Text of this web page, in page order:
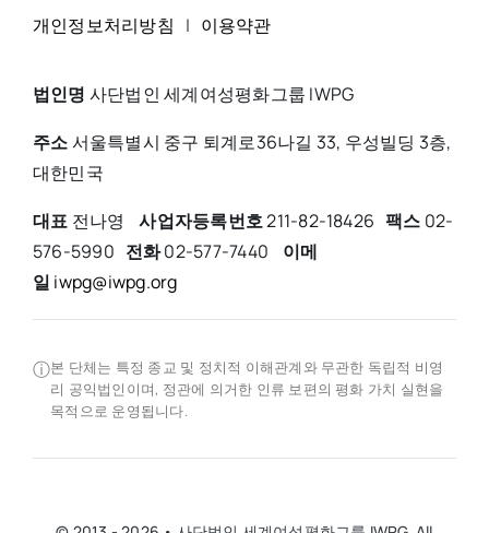
개인정보처리방침 | 이용약관
법인명 사단법인 세계여성평화그룹 IWPG
주소서울특별시 중구 퇴계로36나길 33, 우성빌딩 3층,
대한민국
대표 전나영사업자등록번호211-82-18426 팩스 02-
576-5990 전화02-577-7440 이메
일 iwpg@iwpg.org
ⓘ본 단체는 특정 종교 및 정치적 이해관계와 무관한 독립적 비영
리 공익법인이며, 정관에 의거한 인류 보편의 평화 가치 실현을
목적으로 운영됩니다.